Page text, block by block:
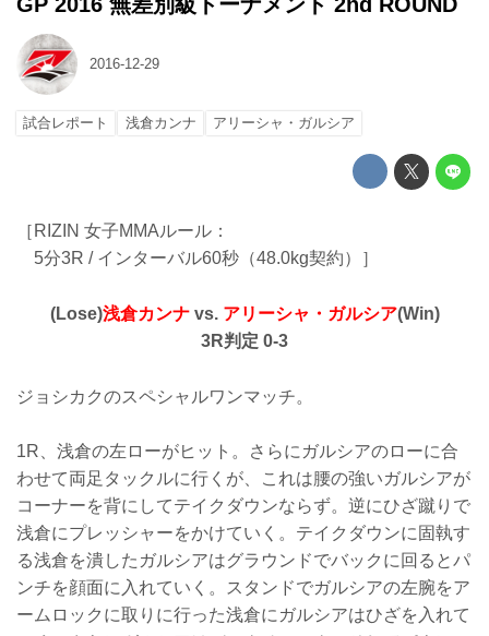
2016-12-29
試合レポート 浅倉カンナ アリーシャ・ガルシア
［RIZIN 女子MMAルール：
5分3R / インターバル60秒（48.0kg契約）］
(Lose)浅倉カンナvs. アリーシャ・ガルシア(Win)
3R判定 0-3
ジョシカクのスペシャルワンマッチ。
1R、浅倉の左ローがヒット。さらにガルシアのローに合
わせて両足タックルに行くが、これは腰の強いガルシアが
コーナーを背にしてテイクダウンならず。逆にひざ蹴りで
浅倉にプレッシャーをかけていく。テイクダウンに固執す
る浅倉を潰したガルシアはグラウンドでバックに回るとパ
ンチを顔面に入れていく。スタンドでガルシアの左腕をア
ームロックに取りに行った浅倉にガルシアはひざを入れて